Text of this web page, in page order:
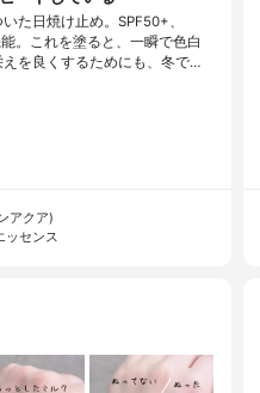
た日焼け止め。SPF50+、
。これを塗ると、一瞬で色白
を良くするためにも、冬で…
アクア)
ッセンス